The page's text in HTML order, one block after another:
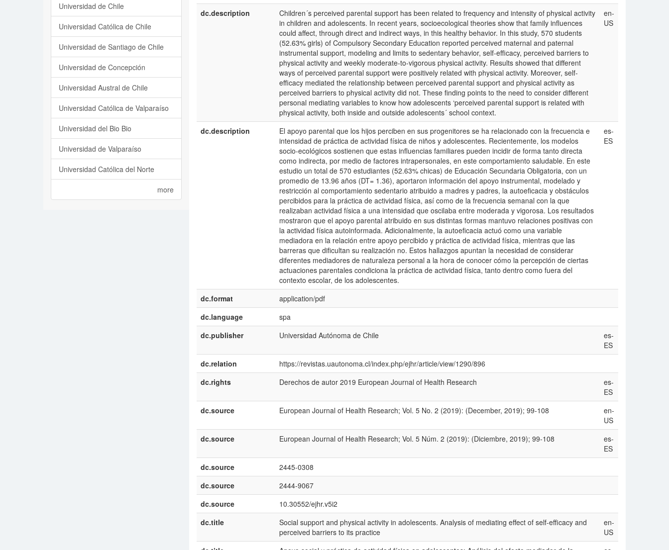
dc.description
Children´s perceived parental support has been related to frequency and intensity of physical activity
in children and adolescents. In recent years, socioecological theories show that family influences
could affect, through direct and indirect ways, in this healthy behavior. In this study, 570 students
(52.63% girls) of Compulsory Secondary Education reported perceived maternal and paternal
instrumental support, modeling and limits to sedentary behavior, self-efficacy, perceived barriers to
physical activity and weekly moderate-to-vigorous physical activity. Results showed that different
ways of perceived parental support were positively related with physical activity. Moreover, self-
efficacy mediated the relationship between perceived parental support and physical activity as
perceived barriers to physical activity did not. These finding points to the need to consider different
personal mediating variables to know how adolescents ‘perceived parental support is related with
physical activity, both inside and outside adolescents´ school context.
en-
US
dc.description
El apoyo parental que los hijos perciben en sus progenitores se ha relacionado con la frecuencia e
intensidad de práctica de actividad física de niños y adolescentes. Recientemente, los modelos
socio-ecológicos sostienen que estas influencias familiares pueden incidir de forma tanto directa
como indirecta, por medio de factores intrapersonales, en este comportamiento saludable. En este
estudio un total de 570 estudiantes (52.63% chicas) de Educación Secundaria Obligatoria, con un
promedio de 13.96 años (DT= 1.36), aportaron información del apoyo instrumental, modelado y
restricción al comportamiento sedentario atribuido a madres y padres, la autoeficacia y obstáculos
percibidos para la práctica de actividad física, así como de la frecuencia semanal con la que
realizaban actividad física a una intensidad que oscilaba entre moderada y vigorosa. Los resultados
mostraron que el apoyo parental atribuido en sus distintas formas mantuvo relaciones positivas con
la actividad física autoinformada. Adicionalmente, la autoeficacia actuó como una variable
mediadora en la relación entre apoyo percibido y práctica de actividad física, mientras que las
barreras que dificultan su realización no. Estos hallazgos apuntan la necesidad de considerar
diferentes mediadores de naturaleza personal a la hora de conocer cómo la percepción de ciertas
actuaciones parentales condiciona la práctica de actividad física, tanto dentro como fuera del
contexto escolar, de los adolescentes.
es-
ES
dc.format
application/pdf
dc.language
spa
dc.publisher
Universidad Autónoma de Chile
es-
ES
dc.relation
https://revistas.uautonoma.cl/index.php/ejhr/article/view/1290/896
dc.rights
Derechos de autor 2019 European Journal of Health Research
es-
ES
dc.source
European Journal of Health Research; Vol. 5 No. 2 (2019): (December, 2019); 99-108
en-
US
dc.source
European Journal of Health Research; Vol. 5 Núm. 2 (2019): (Diciembre, 2019); 99-108
es-
ES
dc.source
2445-0308
dc.source
2444-9067
dc.source
10.30552/ejhr.v5i2
dc.title
Social support and physical activity in adolescents. Analysis of mediating effect of self-efficacy and
perceived barriers to its practice
en-
US
Universidad de Chile
Universidad Católica de Chile
Universidad de Santiago de Chile
Universidad de Concepción
Universidad Austral de Chile
Universidad Católica de Valparaíso
Universidad del Bio Bio
Universidad de Valparaíso
Universidad Católica del Norte
more